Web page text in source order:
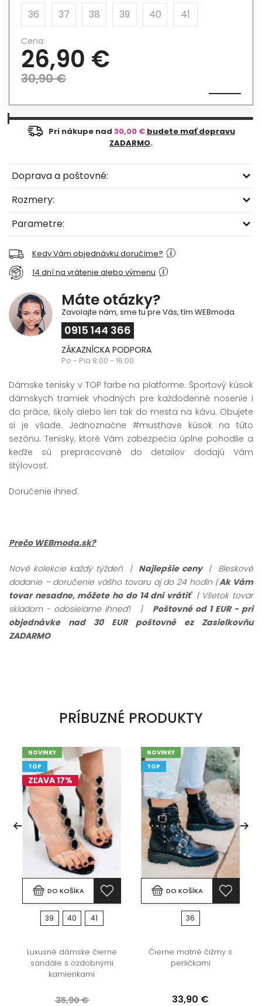
36
37 38 39 40 41
Cena:
26,90 €
30,90 €
Pri nákupe nad 30,00 € budete mať dopravu
ZADARMO.
Doprava a poštovné:
Rozmery:
Parametre:
Kedy Vám objednávku doručíme?
14 dní na vrátenie alebo výmenu
Máte otázky?
Zavolajte nám, sme tu pre Vás, tím WEBmoda.
0915 144 366
ZÁKAZNÍCKA PODPORA
Po - Pia 8:00 - 16:00
Dámske tenisky v TOP farbe na platforme. Športový kúsok
dámskych tramiek vhodných pre každodenné nosenie i
do práce, školy alebo len tak do mesta na kávu. Obujete
si je všade. Jednoznačne #musthave kúsok na túto
sezónu. Tenisky, ktoré Vám zabezpečia úplne pohodlie a
keďže sú prepracované do detailov dodajú Vám
štýlovosť.
Doručenie ihneď.
Prečo WEBmoda.sk?
Nové kolekcie každý týždeň |Najlepšie ceny | Bleskové
dodanie – doručenie vášho tovaru aj do 24 hodín |Ak Vám
tovar nesadne, môžete ho do 14 dní vrátiť | Všetok tovar
skladom - odosielame ihneď!
| Poštovné od 1 EUR - pri
objednávke nad 30 EUR poštovné ez Zasielkovňu
ZADARMO
PRÍBUZNÉ PRODUKTY
NOVINKY
TOP
ZĽAVA 17%
DO KOŠÍKA
39 40 41
Luxusné dámske čierne
sandále s ozdobnými
kamienkami
35,90 €
NOVINKY
TOP
DO KOŠÍKA
36
Čierne matné čižmy s
perličkami
33,90 €